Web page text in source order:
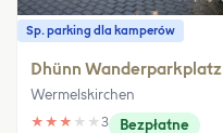
Sp. parking dla kamperów
Dhünn Wanderparkplatz
Wermelskirchen
★ ★ ★ ★ ★ 3 Bezpłatne